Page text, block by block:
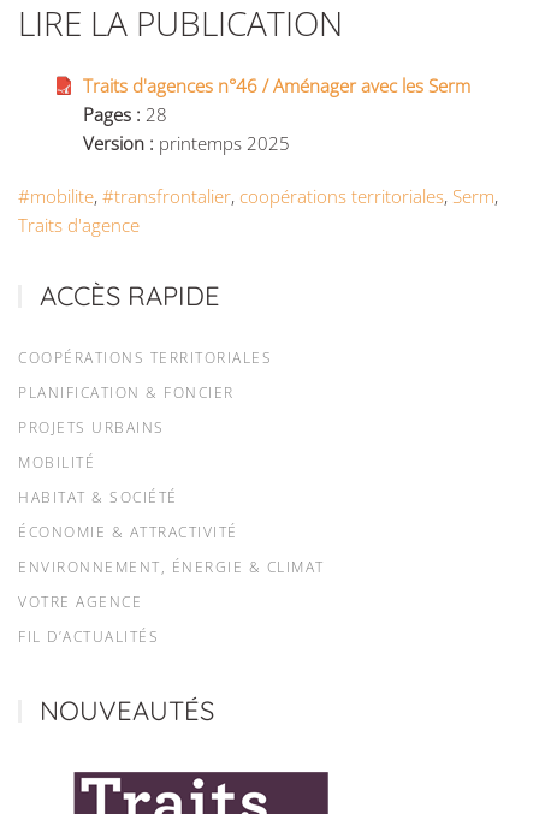
LIRE LA PUBLICATION
Traits d'agences n°46 / Aménager avec les Serm
Pages : 28
Version : printemps 2025
#mobilite, #transfrontalier, coopérations territoriales, Serm,
Traits d'agence
ACCÈS RAPIDE
COOPÉRATIONS TERRITORIALES
PLANIFICATION & FONCIER
PROJETS URBAINS
MOBILITÉ
HABITAT & SOCIÉTÉ
ÉCONOMIE & ATTRACTIVITÉ
ENVIRONNEMENT, ÉNERGIE & CLIMAT
VOTRE AGENCE
FIL D’ACTUALITÉS
NOUVEAUTÉS